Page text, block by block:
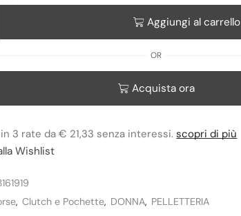
Aggiungi al carrello
OR
Acquista ora
in 3 rate da € 21,33 senza interessi.scopri di più
Wishlist
, Clutch e Pochette, DONNA, PELLETTERIA